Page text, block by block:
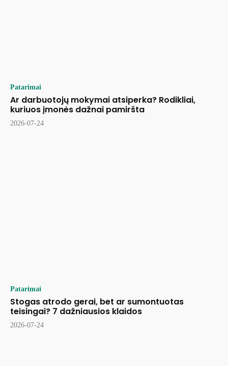
Patarimai
Ar darbuotojų mokymai atsiperka? Rodikliai,
kuriuos įmonės dažnai pamiršta
2026-07-24
Patarimai
Stogas atrodo gerai, bet ar sumontuotas
teisingai? 7 dažniausios klaidos
2026-07-24